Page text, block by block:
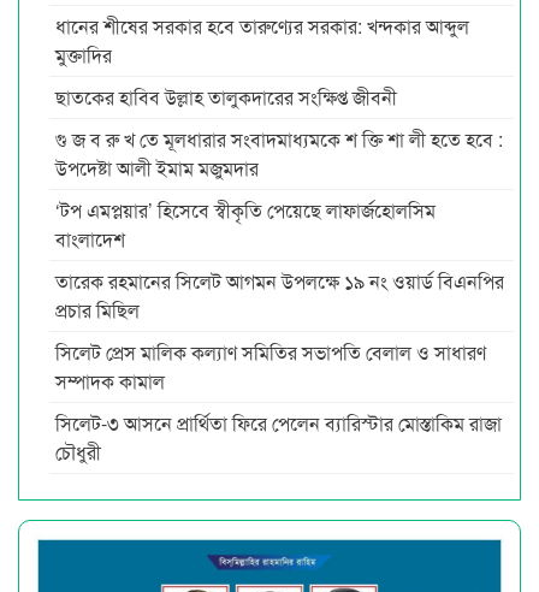
ধানের শীষের সরকার হবে তারুণ্যের সরকার: খন্দকার আব্দুল
মুক্তাদির
ছাতকের হাবিব উল্লাহ তালুকদারের সংক্ষিপ্ত জীবনী
গু জ ব রু খ তে মূলধারার সংবাদমাধ্যমকে শ ক্তি শা লী হতে হবে :
উপদেষ্টা আলী ইমাম মজুমদার
‘টপ এমপ্লয়ার’ হিসেবে স্বীকৃতি পেয়েছে লাফার্জহোলসিম
বাংলাদেশ
তারেক রহমানের সিলেট আগমন উপলক্ষে ১৯ নং ওয়ার্ড বিএনপির
প্রচার মিছিল
সিলেট প্রেস মালিক কল্যাণ সমিতির সভাপতি বেলাল ও সাধারণ
সম্পাদক কামাল
সিলেট-৩ আসনে প্রার্থিতা ফিরে পেলেন ব্যারিস্টার মোস্তাকিম রাজা
চৌধুরী